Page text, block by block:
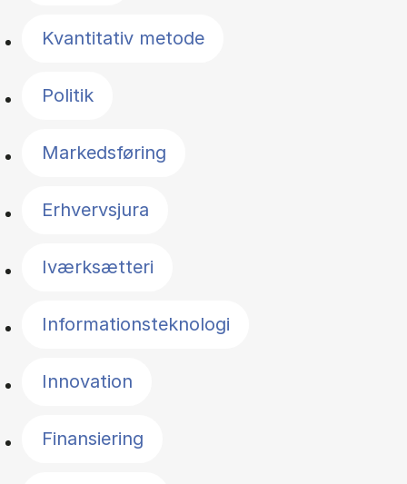
Kvantitativ metode
Politik
Markedsføring
Erhvervsjura
Iværksætteri
Informationsteknologi
Innovation
Finansiering